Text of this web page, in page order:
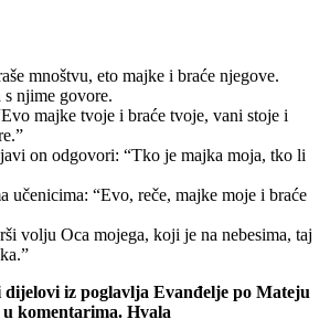
mnoštvu, eto majke i braće njegove.
s njime govore.
majke tvoje i braće tvoje, vani stoje i
on odgovori: “Tko je majka moja, tko li
učenicima: “Evo, reče, majke moje i braće
volju Oca mojega, koji je na nebesima, taj
iz poglavlja Evanđelje po Mateju
u komentarima. Hvala